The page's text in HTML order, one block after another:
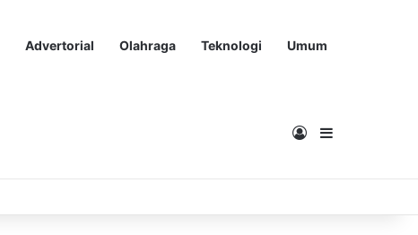
Advertorial Olahraga Teknologi Umum
MasukSidebar